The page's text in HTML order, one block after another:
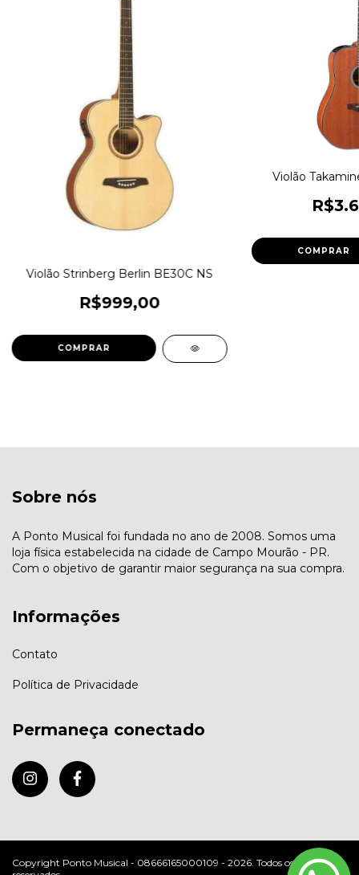
Violão Strinberg Berlin BE30C NS
R$999,00
COMPRAR
Violão
COMPRAR
Sobre nós
A Ponto Musical foi fundada no ano de 2008. Somos uma
loja física estabelecida na cidade de Campo Mourão - PR.
Com o objetivo de garantir maior segurança na sua compra.
Informações
Contato
Política de Privacidade
Permaneça conectado
Copyright Ponto Musical - 08666165000109 - 2026. Todos os direitos